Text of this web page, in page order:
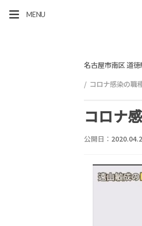
MENU
名古屋市南区 道
コロナ感染の職
コロナ
公開日：